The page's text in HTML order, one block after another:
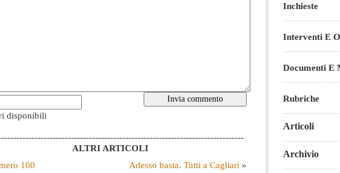
disponibili
ALTRI ARTICOLI
100 Adesso basta. Tutti a Cagliari »
Inchieste
Interventi E
Documenti E
Rubriche
Articoli
Archivio